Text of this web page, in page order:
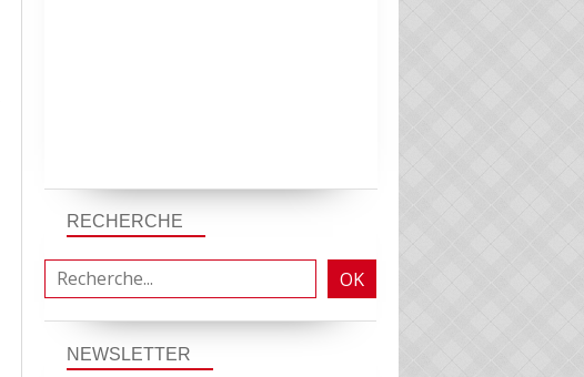
NEWSLETTER
RECHERCHE